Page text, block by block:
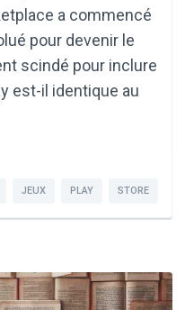
a commencé
pour devenir le
scindé pour inclure
est-il identique au
JEUX PLAY STORE